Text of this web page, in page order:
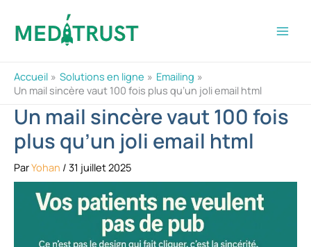
contenu
Accueil Solutions en ligne
Emailing
Un mail sincère vaut 100 fois plus qu’un joli email html
Un mail sincère vaut 100 fois
plus qu’un joli email html
ParYohan / 31 juillet 2025